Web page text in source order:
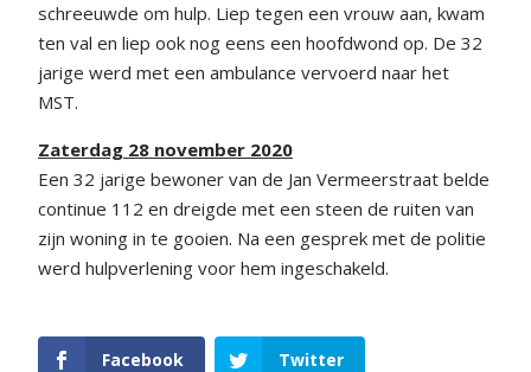
schreeuwde om hulp. Liep tegen een vrouw aan, kwam
ten val en liep ook nog eens een hoofdwond op. De 32
jarige werd met een ambulance vervoerd naar het
MST.
Zaterdag 28 november 2020
Een 32 jarige bewoner van de Jan Vermeerstraat belde
continue 112 en dreigde met een steen de ruiten van
zijn woning in te gooien. Na een gesprek met de politie
werd hulpverlening voor hem ingeschakeld.
Facebook Twitter